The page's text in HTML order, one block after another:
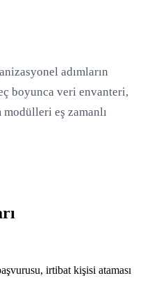
adımların
boyunca veri envanteri,
eş zamanlı
irtibat kişisi ataması